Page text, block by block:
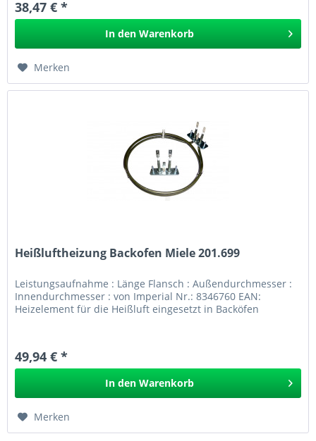
38,47 € *
In den Warenkorb
Merken
Heißluftheizung Backofen Miele 201.699
Leistungsaufnahme : Länge Flansch : Außendurchmesser :
Innendurchmesser : von Imperial Nr.: 8346760 EAN:
Heizelement für die Heißluft eingesetzt in Backöfen
49,94 € *
In den Warenkorb
Merken